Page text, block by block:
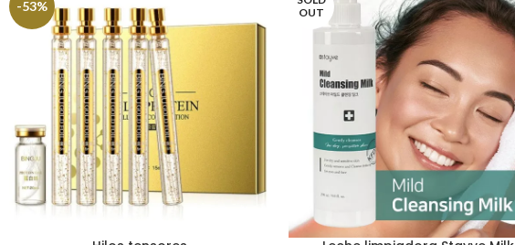
-53%
OUT